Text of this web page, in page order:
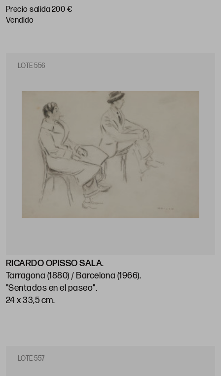
Precio salida 200 €
vendido
LOTE 556
RICARDO OPISSO SALA.
Tarragona (1880) / Barcelona (1966).
"Sentados en el paseo".
24 x 33,5 cm.
LOTE 557